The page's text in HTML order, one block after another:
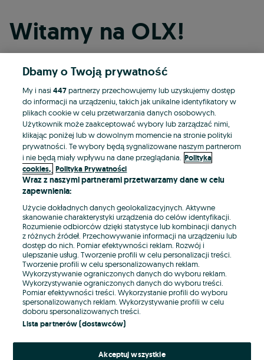
Witamy na OLX!
Kontynuuj przez Facebooka
Kontynuuj przez konto Apple
Kontynuuj przez konto Google
LUB
E-mail
Hasło
Nie pamiętasz hasła?
Dbamy o Twoją prywatność
My i nasi447partnerzy przechowujemy lub uzyskujemy dostęp
do informacji na urządzeniu, takich jak unikalne identyfikatory w
plikach cookie w celu przetwarzania danych osobowych.
Użytkownik może zaakceptować wybory lub zarządzać nimi,
klikając poniżej lub w dowolnym momencie na stronie polityki
prywatności. Te wybory będą sygnalizowane naszym partnerom
i nie będą miały wpływu na dane przeglądania. Polityka
cookies, Polityka Prywatności
Wraz z naszymi partnerami przetwarzamy dane w celu
zapewnienia:
Użycie dokładnych danych geolokalizacyjnych. Aktywne
skanowanie charakterystyki urządzenia do celów identyfikacji.
Rozumienie odbiorców dzięki statystyce lub kombinacji danych
z różnych źródeł. Przechowywanie informacji na urządzeniu lub
dostęp do nich. Pomiar efektywności reklam. Rozwój i
ulepszanie usług. Tworzenie profili w celu personalizacji treści.
Tworzenie profili w celu spersonalizowanych reklam.
Wykorzystywanie ograniczonych danych do wyboru reklam.
Wykorzystywanie ograniczonych danych do wyboru treści.
Pomiar efektywności treści. Wykorzystanie profili do wyboru
spersonalizowanych reklam. Wykorzystywanie profili w celu
doboru spersonalizowanych treści.
Lista partnerów (dostawców)
Akceptuj wszystkie